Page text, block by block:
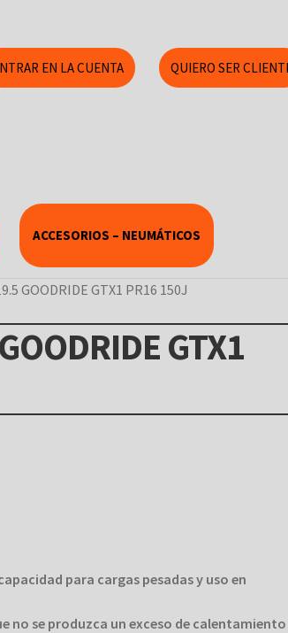
EN LA CUENTA QUIERO SER
ACCESORIOS – NEUMÁTICOS
GOODRIDE GTX1 PR16 150J
GTX1
para cargas pesadas y uso en
no se produzca un exceso de